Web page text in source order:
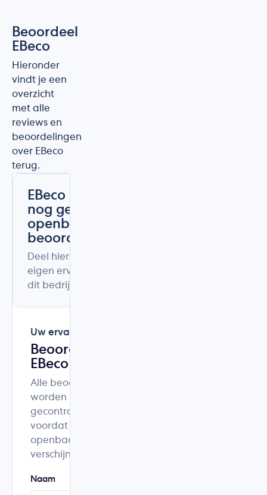
Beoordeel
EBeco
Hieronder
vindt je een
overzicht
met alle
reviews en
beoordelingen
over EBeco
terug.
EBeco heeft
nog geen
openbare
beoordelingen
Deel hieronder uw
eigen ervaring met
dit bedrijf.
Uw ervaring
Beoordeel
EBeco
Alle beoordelingen
worden
gecontroleerd
voordat ze
openbaar
verschijnen.
Naam